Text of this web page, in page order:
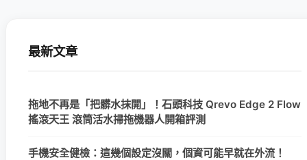
最新文章
拖地不再是「把髒水抹開」！石頭科技 Qrevo Edge 2 Flow
搖滾天王 滾筒活水掃拖機器人開箱評測
手機安全健檢：這幾個設定沒關，個資可能早就在外流！